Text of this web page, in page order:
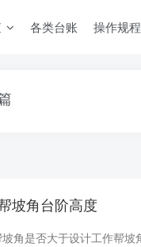
各类台账 操作规程
坡角台阶高度